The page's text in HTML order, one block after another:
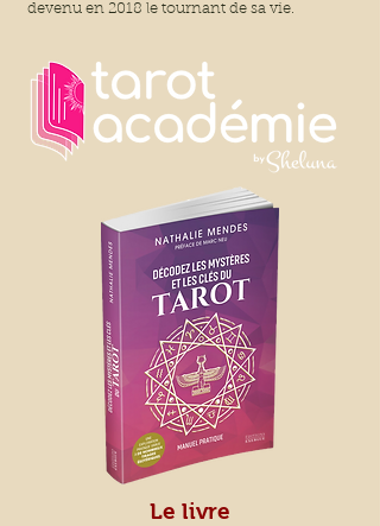
devenu en 2018 le tournant de sa vie.
Le livre